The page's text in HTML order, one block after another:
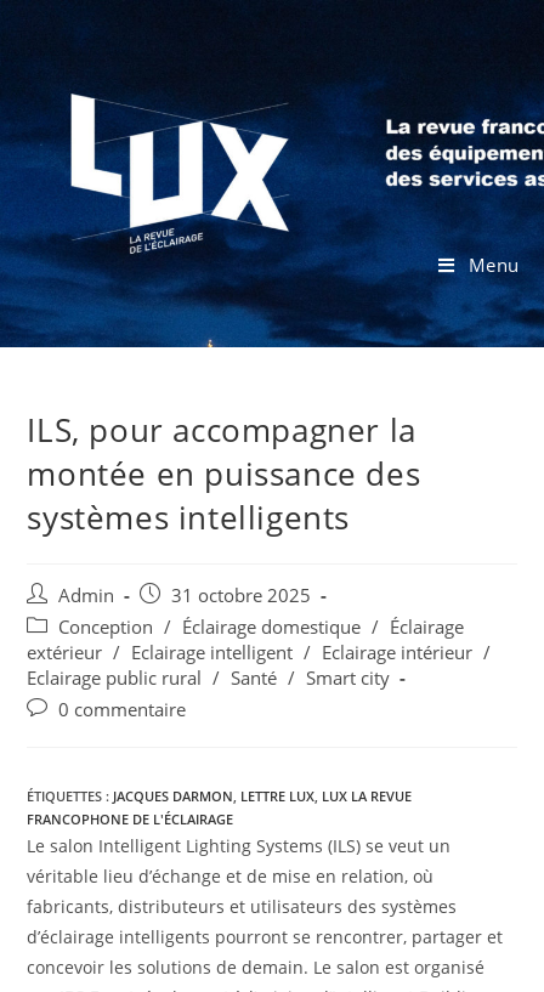
Menu
ILS, pour accompagner la
montée en puissance des
systèmes intelligents
Admin
31 octobre 2025
Conception / Éclairage domestique / Éclairage
extérieur / Eclairage intelligent / Eclairage intérieur /
Eclairage public rural / Santé / Smart city
0 commentaire
ÉTIQUETTES : JACQUES DARMON, LETTRE LUX, LUX LA REVUE
FRANCOPHONE DE L'ÉCLAIRAGE
Le salon Intelligent Lighting Systems (ILS) se veut un
véritable lieu d’échange et de mise en relation, où
fabricants, distributeurs et utilisateurs des systèmes
d’éclairage intelligents pourront se rencontrer, partager et
concevoir les solutions de demain. Le salon est organisé